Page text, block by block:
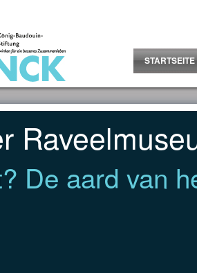
STARTSEITE
De aard van